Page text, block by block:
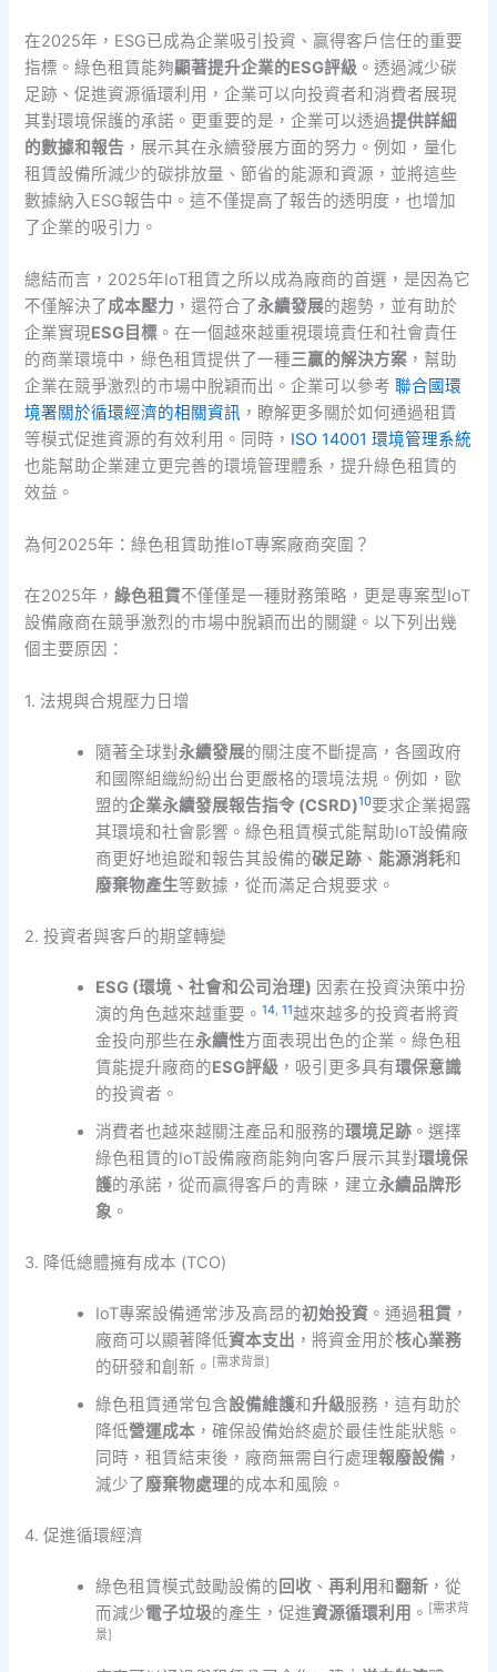
在2025年，ESG已成為企業吸引投資、贏得客戶信任的重要
指標。綠色租賃能夠顯著提升企業的ESG評級 。透過減少碳
足跡、促進資源循環利用，企業可以向投資者和消費者展現
其對環境保護的承諾。更重要的是，企業可以透過提供詳細
的數據和報告 ，展示其在永續發展方面的努力。例如，量化
租賃設備所減少的碳排放量、節省的能源和資源，並將這些
數據納入ESG報告中。這不僅提高了報告的透明度，也增加
了企業的吸引力。
總結而言，2025年IoT租賃之所以成為廠商的首選，是因為它
不僅解決了成本壓力 ，還符合了永續發展的趨勢，並有助於
企業實現ESG目標 。在一個越來越重視環境責任和社會責任
的商業環境中，綠色租賃提供了一種三贏的解決方案 ，幫助
企業在競爭激烈的市場中脫穎而出。企業可以參考聯合國環
境署關於循環經濟的相關資訊 ，瞭解更多關於如何通過租賃
等模式促進資源的有效利用。同時， ISO 14001 環境管理系統
也能幫助企業建立更完善的環境管理體系，提升綠色租賃的
效益。
為何2025年：綠色租賃助推IoT專案廠商突圍？
在2025年，綠色租賃不僅僅是一種財務策略，更是專案型IoT
設備廠商在競爭激烈的市場中脫穎而出的關鍵。以下列出幾
個主要原因：
1. 法規與合規壓力日增
隨著全球對永續發展的關注度不斷提高，各國政府
和國際組織紛紛出台更嚴格的環境法規。例如，歐
盟的企業永續發展報告指令 (CSRD)10要求企業揭露
其環境和社會影響。綠色租賃模式能幫助IoT設備廠
商更好地追蹤和報告其設備的碳足跡 、 能源消耗和
廢棄物產生等數據，從而滿足合規要求。
2. 投資者與客戶的期望轉變
ESG (環境、社會和公司治理) 因素在投資決策中扮
演的角色越來越重要。14 ,11越來越多的投資者將資
金投向那些在永續性方面表現出色的企業。綠色租
賃能提升廠商的ESG評級 ，吸引更多具有環保意識
的投資者。
消費者也越來越關注產品和服務的環境足跡 。選擇
綠色租賃的IoT設備廠商能夠向客戶展示其對環境保
護的承諾，從而贏得客戶的青睞，建立永續品牌形
象 。
3. 降低總體擁有成本 (TCO)
IoT專案設備通常涉及高昂的初始投資 。通過租賃 ，
廠商可以顯著降低資本支出 ，將資金用於核心業務
的研發和創新。 [需求背景]
綠色租賃通常包含設備維護和升級服務，這有助於
降低營運成本 ，確保設備始終處於最佳性能狀態。
同時，租賃結束後，廠商無需自行處理報廢設備 ，
減少了廢棄物處理的成本和風險。
4. 促進循環經濟
綠色租賃模式鼓勵設備的 回收 、再利用和翻新 ，從
而減少電子垃圾的產生，促進資源循環利用 。 [需求背
景]